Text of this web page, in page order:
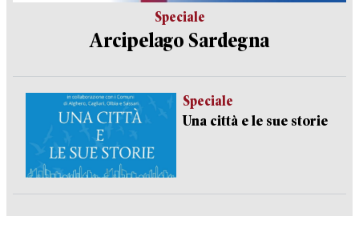
Speciale
Arcipelago Sardegna
Speciale
Una città e le sue storie